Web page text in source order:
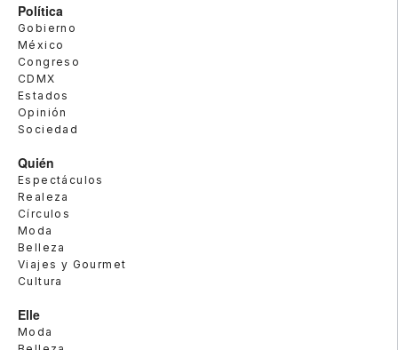
Política
Gobierno
México
Congreso
CDMX
Estados
Opinión
Sociedad
Quién
Espectáculos
Realeza
Círculos
Moda
Belleza
Viajes y Gourmet
Cultura
Elle
Moda